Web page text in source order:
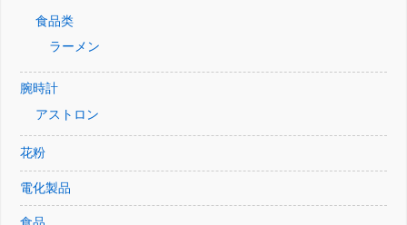
食品类
ラーメン
腕時計
アストロン
花粉
電化製品